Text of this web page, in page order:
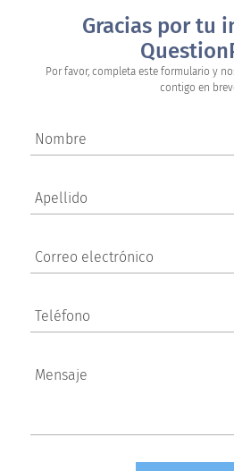
Gracias por tu
Por favor, completa este formulario y
contigo en
Nombre
Apellido
Correo electrónico
Teléfono
Mensaje